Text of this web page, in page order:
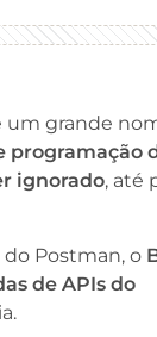
um grande
ignorado, até
do Postman, o
de APIs do